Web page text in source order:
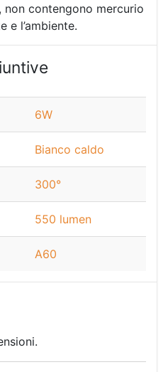
contengono mercurio
e l’ambiente.
6W
Bianco caldo
300°
550 lumen
A60